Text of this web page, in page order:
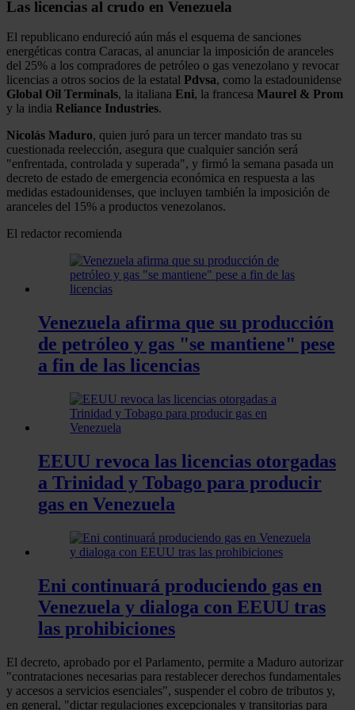
Las licencias al crudo en Venezuela
El republicano endureció aún más el esquema de sanciones
energéticas contra Caracas, al anunciar la imposición de aranceles
del 25% a los compradores de petróleo o gas venezolano y revocar
licencias a otros socios de la estatal Pdvsa, como la estadounidense
Global Oil Terminals, la italiana Eni, la francesa Maurel & Prom
y la india Reliance Industries.
Nicolás Maduro, quien juró para un tercer mandato tras su
cuestionada reelección, asegura que cualquier sanción será
"enfrentada, controlada y superada", y firmó la semana pasada un
decreto de estado de emergencia económica en respuesta a las
medidas estadounidenses, que incluyen también la imposición de
aranceles del 15% a productos venezolanos.
El redactor recomienda
Venezuela afirma que su producción
de petróleo y gas "se mantiene" pese
a fin de las licencias
EEUU revoca las licencias otorgadas
a Trinidad y Tobago para producir
gas en Venezuela
Eni continuará produciendo gas en
Venezuela y dialoga con EEUU tras
las prohibiciones
El decreto, aprobado por el Parlamento, permite a Maduro autorizar
"contrataciones necesarias para restablecer derechos fundamentales
y accesos a servicios esenciales", suspender el cobro de tributos y,
en general, "dictar regulaciones excepcionales y transitorias para